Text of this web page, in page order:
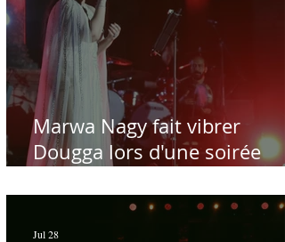
Marwa Nagy fait vibrer
Dougga lors d'une soirée
Hamdi - Par Sofien Manaï
Jul 28